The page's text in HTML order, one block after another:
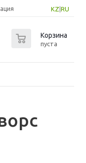
KZ RU
Корзина
пуста